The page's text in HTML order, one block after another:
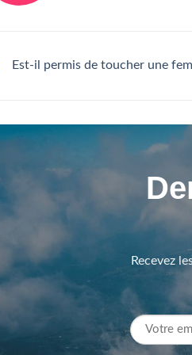
Est-il permis de toucher une
Recevez